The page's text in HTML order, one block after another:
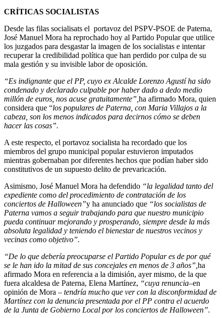
CRÍTICAS SOCIALISTAS
Desde las filas socialisats el portavoz del PSPV-PSOE de Paterna,
José Manuel Mora ha reprochado hoy al Partido Popular que utilice
los juzgados para desgastar la imagen de los socialistas e intentar
recuperar la credibilidad política que han perdido por culpa de su
mala gestión y su invisible labor de oposición.
“Es indignante que el PP, cuyo ex Alcalde Lorenzo Agustí ha sido
condenado y declarado culpable por haber dado a dedo medio
millón de euros, nos acuse gratuitamente”, ha afirmado Mora, quien
considera que “los populares de Paterna, con Maria Villajos a la
cabeza, son los menos indicados para decirnos cómo se deben
hacer las cosas”.
A este respecto, el portavoz socialista ha recordado que los
miembros del grupo municipal popular estuvieron imputados
mientras gobernaban por diferentes hechos que podían haber sido
constitutivos de un supuesto delito de prevaricación.
Asimismo, José Manuel Mora ha defendido “la legalidad tanto del
expediente como del procedimiento de contratación de los
conciertos de Halloween”y ha anunciado que “los socialistas de
Paterna vamos a seguir trabajando para que nuestro municipio
pueda continuar mejorando y prosperando, siempre desde la más
absoluta legalidad y teniendo el bienestar de nuestros vecinos y
vecinas como objetivo”.
“De lo que debería preocuparse el Partido Popular es de por qué
se le han ido la mitad de sus concejales en menos de 3 años”, ha
afirmado Mora en referencia a la dimisión, ayer mismo, de la que
fuera alcaldesa de Paterna, Elena Martínez, “cuya renuncia–en
opinión de Mora – tendría mucho que ver con la disconformidad de
Martínez con la denuncia presentada por el PP contra el acuerdo
de la Junta de Gobierno Local por los conciertos de Halloween”.